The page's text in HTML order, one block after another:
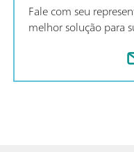
Fale com seu
melhor solução para